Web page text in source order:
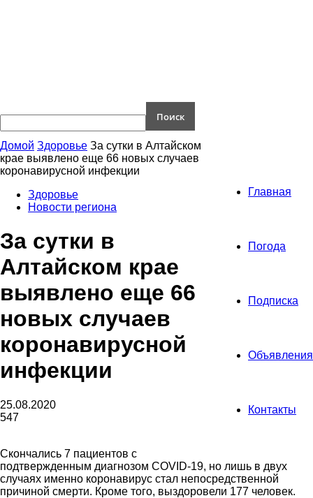
Главная
Погода
Подписка
Объявления
Контакты
Домой Здоровье За сутки в Алтайском
крае выявлено еще 66 новых случаев
коронавирусной инфекции
Здоровье
Новости региона
За сутки в
Алтайском крае
выявлено еще 66
новых случаев
коронавирусной
инфекции
25.08.2020
547
Скончались 7 пациентов с
подтвержденным диагнозом COVID-19, но лишь в двух
случаях именно коронавирус стал непосредственной
причиной смерти. Кроме того, выздоровели 177 человек.